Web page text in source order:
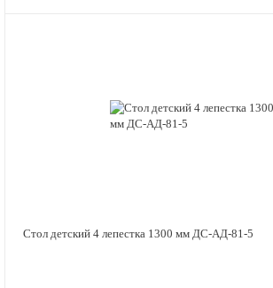
Стол детский 4 лепестка 1300 мм ДС-АД-81-5